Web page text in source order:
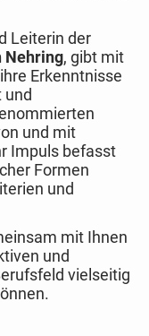
Leiterin der
Nehring, gibt mit
Erkenntnisse
und
und mit
Impuls befasst
Formen
und
mit Ihnen
und
vielseitig